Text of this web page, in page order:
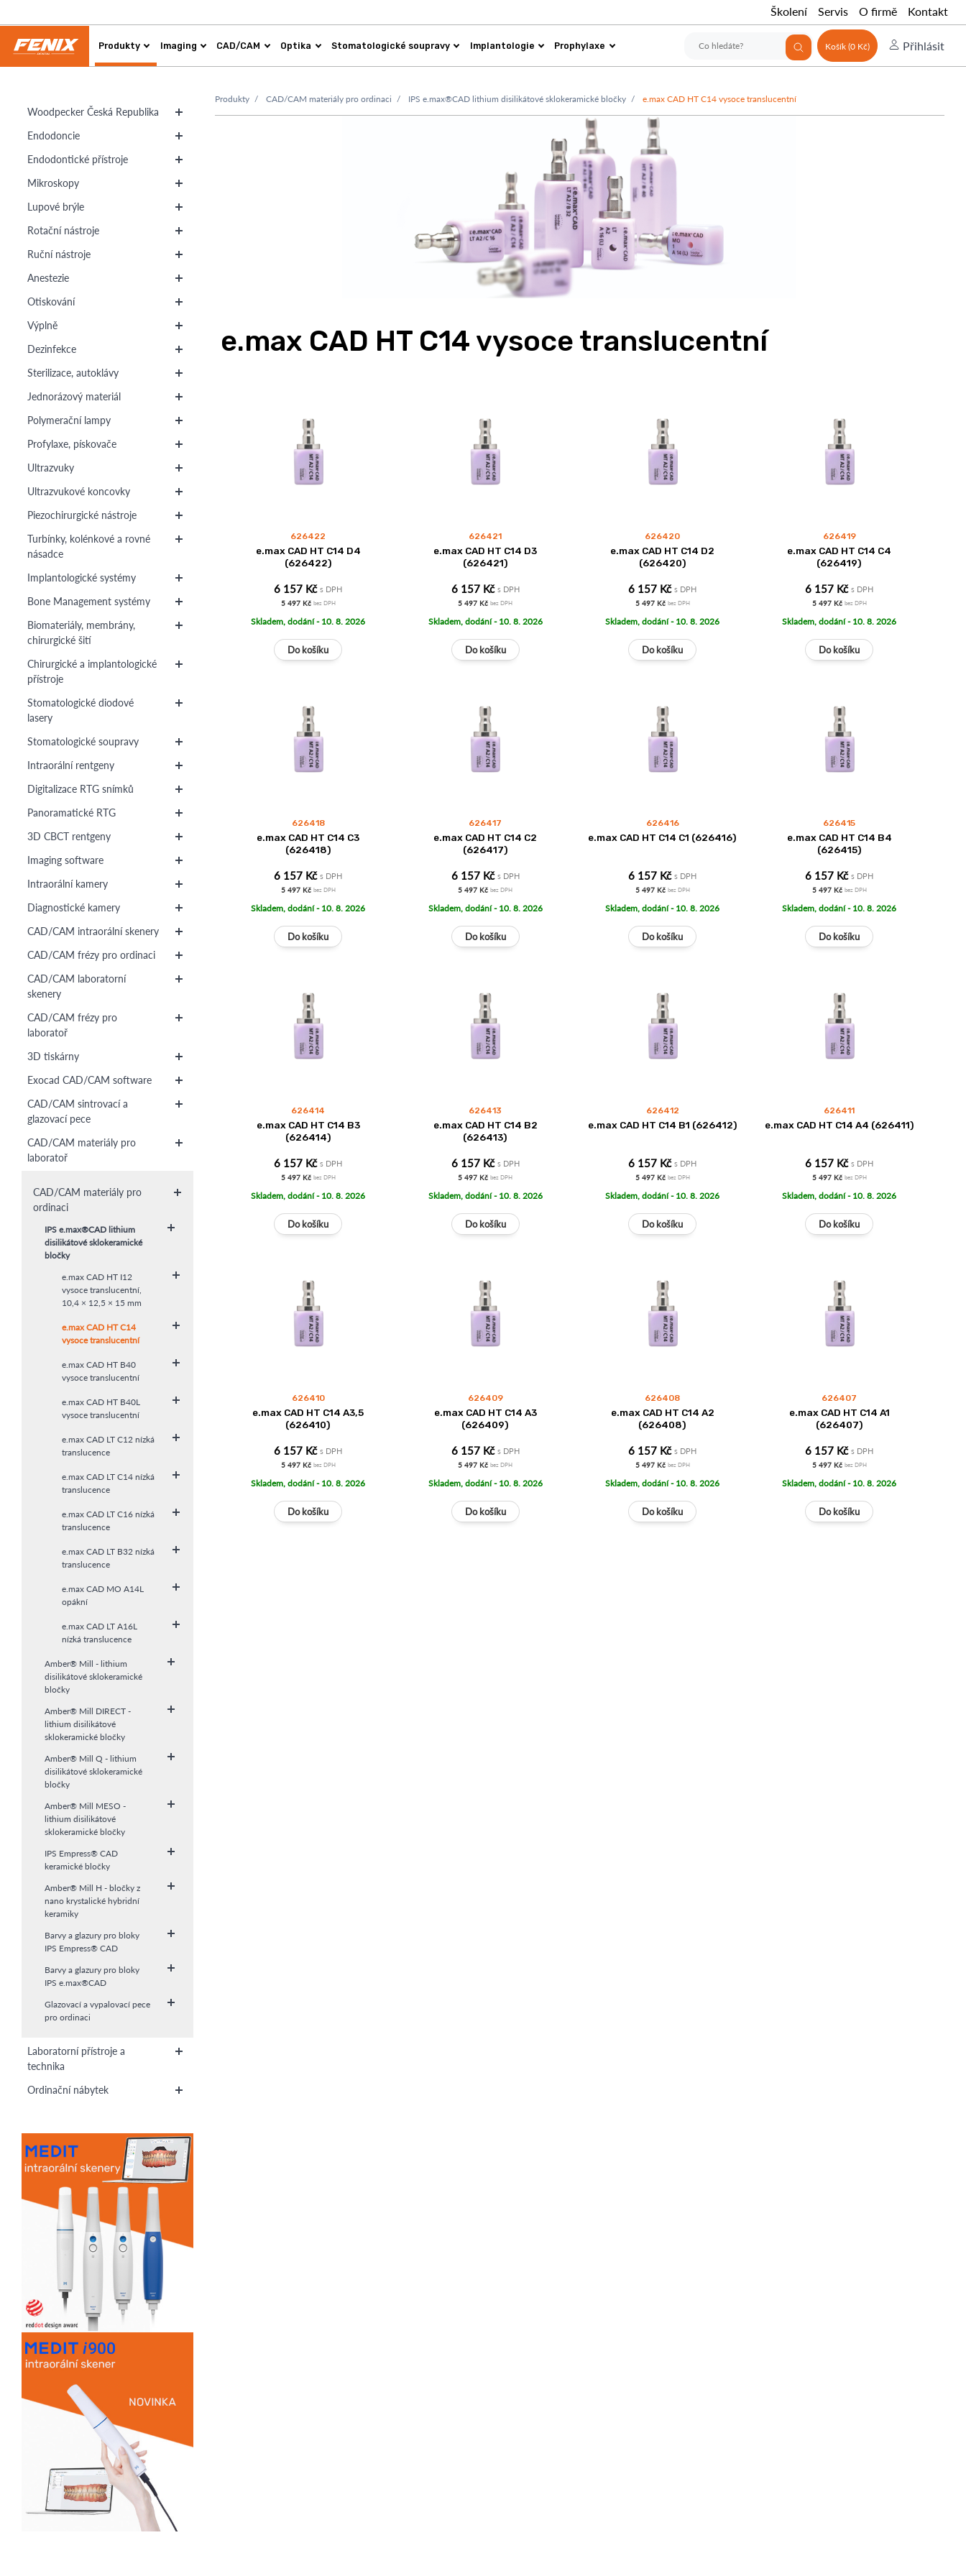
Školení Servis O firmě Kontakt
Produkty Imaging CAD/CAM Optika Stomatologické soupravy Implantologie Prophylaxe Košík (0 Kč) Přihlásit
Woodpecker Česká Republika
Endodoncie
Endodontické přístroje
Mikroskopy
Lupové brýle
Rotační nástroje
Ruční nástroje
Anestezie
Otiskování
Výplně
Dezinfekce
Sterilizace, autoklávy
Jednorázový materiál
Polymerační lampy
Profylaxe, pískovače
Ultrazvuky
Ultrazvukové koncovky
Piezochirurgické nástroje
Turbínky, kolénkové a rovné
násadce
Implantologické systémy
Bone Management systémy
Biomateriály, membrány,
chirurgické šití
Chirurgické a implantologické
přístroje
Stomatologické diodové
lasery
Stomatologické soupravy
Intraorální rentgeny
Digitalizace RTG snímků
Panoramatické RTG
3D CBCT rentgeny
Imaging software
Intraorální kamery
Diagnostické kamery
CAD/CAM intraorální skenery
CAD/CAM frézy pro ordinaci
CAD/CAM laboratorní
skenery
CAD/CAM frézy pro
laboratoř
3D tiskárny
Exocad CAD/CAM software
CAD/CAM sintrovací a
glazovací pece
CAD/CAM materiály pro
laboratoř
CAD/CAM materiály pro
ordinaci
IPS e.max®CAD lithium
disilikátové sklokeramické
bločky
e.max CAD HT I12
vysoce translucentní,
10,4 × 12,5 × 15 mm
e.max CAD HT C14
vysoce translucentní
e.max CAD HT B40
vysoce translucentní
e.max CAD HT B40L
vysoce translucentní
e.max CAD LT C12 nízká
translucence
e.max CAD LT C14 nízká
translucence
e.max CAD LT C16 nízká
translucence
e.max CAD LT B32 nízká
translucence
e.max CAD MO A14L
opákní
e.max CAD LT A16L
nízká translucence
Amber® Mill - lithium
disilikátové sklokeramické
bločky
Amber® Mill DIRECT -
lithium disilikátové
sklokeramické bločky
Amber® Mill Q - lithium
disilikátové sklokeramické
bločky
Amber® Mill MESO -
lithium disilikátové
sklokeramické bločky
IPS Empress® CAD
keramické bločky
Amber® Mill H - bločky z
nano krystalické hybridní
keramiky
Barvy a glazury pro bloky
IPS Empress® CAD
Barvy a glazury pro bloky
IPS e.max®CAD
Glazovací a vypalovací pece
pro ordinaci
Laboratorní přístroje a
technika
Ordinační nábytek
Produkty CAD/CAM materiály pro ordinaci IPS e.max®CAD lithium disilikátové sklokeramické bločky e.max CAD HT C14 vysoce translucentní
e.max CAD HT C14 vysoce translucentní
626422
e.max CAD HT C14 D4
(626422)
6 157 Kčs DPH
5 497 Kč bez DPH
Skladem, dodání - 10. 8. 2026
626421
e.max CAD HT C14 D3
(626421)
6 157 Kč s DPH
5 497 Kčbez DPH
Skladem, dodání - 10. 8. 2026
626420
e.max CAD HT C14 D2
(626420)
6 157 Kčs DPH
5 497 Kč bez DPH
Skladem, dodání - 10. 8. 2026
626419
e.max CAD HT C14 C4
(626419)
6 157 Kčs DPH
5 497 Kč bez DPH
Skladem, dodání - 10. 8. 2026
626418
e.max CAD HT C14 C3
(626418)
6 157 Kčs DPH
5 497 Kč bez DPH
Skladem, dodání - 10. 8. 2026
626417
e.max CAD HT C14 C2
(626417)
6 157 Kč s DPH
5 497 Kčbez DPH
Skladem, dodání - 10. 8. 2026
626416
e.max CAD HT C14 C1 (626416)
6 157 Kčs DPH
5 497 Kč bez DPH
Skladem, dodání - 10. 8. 2026
626415
e.max CAD HT C14 B4
(626415)
6 157 Kčs DPH
5 497 Kč bez DPH
Skladem, dodání - 10. 8. 2026
626414
e.max CAD HT C14 B3
(626414)
6 157 Kčs DPH
5 497 Kč bez DPH
Skladem, dodání - 10. 8. 2026
626413
e.max CAD HT C14 B2
(626413)
6 157 Kč s DPH
5 497 Kčbez DPH
Skladem, dodání - 10. 8. 2026
626412
e.max CAD HT C14 B1 (626412)
6 157 Kčs DPH
5 497 Kč bez DPH
Skladem, dodání - 10. 8. 2026
626411
e.max CAD HT C14 A4 (626411)
6 157 Kčs DPH
5 497 Kč bez DPH
Skladem, dodání - 10. 8. 2026
626410
e.max CAD HT C14 A3,5
(626410)
6 157 Kčs DPH
5 497 Kč bez DPH
Skladem, dodání - 10. 8. 2026
626409
e.max CAD HT C14 A3
(626409)
6 157 Kč s DPH
5 497 Kčbez DPH
Skladem, dodání - 10. 8. 2026
626408
e.max CAD HT C14 A2
(626408)
6 157 Kčs DPH
5 497 Kč bez DPH
Skladem, dodání - 10. 8. 2026
626407
e.max CAD HT C14 A1
(626407)
6 157 Kčs DPH
5 497 Kč bez DPH
Skladem, dodání - 10. 8. 2026